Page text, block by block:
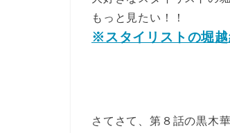
もっと見たい！！
※スタイリストの堀越
さてさて、第８話の黒木